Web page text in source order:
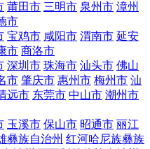
莆田市 三明市 泉州市 漳州
市
宝鸡市 咸阳市 渭南市 延安
市 商洛市
深圳市 珠海市 汕头市 佛山
市 肇庆市 惠州市 梅州市 汕
远市 东莞市 中山市 潮州市
玉溪市 保山市 昭通市 丽江
彝族自治州 红河哈尼族彝族